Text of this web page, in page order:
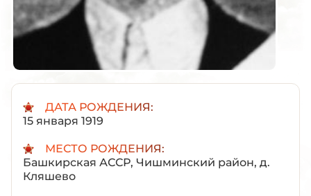
ДАТА РОЖДЕНИЯ:
15 января 1919
МЕСТО РОЖДЕНИЯ:
Башкирская АССР, Чишминский район, д.
Кляшево